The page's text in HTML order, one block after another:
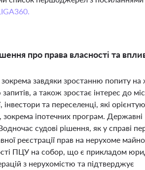
про права власності та
завдяки зростанню попиту на
а також зростає інтерес до
та переселенці, які
зокрема іпотечних програм. Державні
судові рішення, як у справі
реєстрації прав на нерухоме
ПЦУ на собор, що є прикладом
з нерухомістю та підтверджує